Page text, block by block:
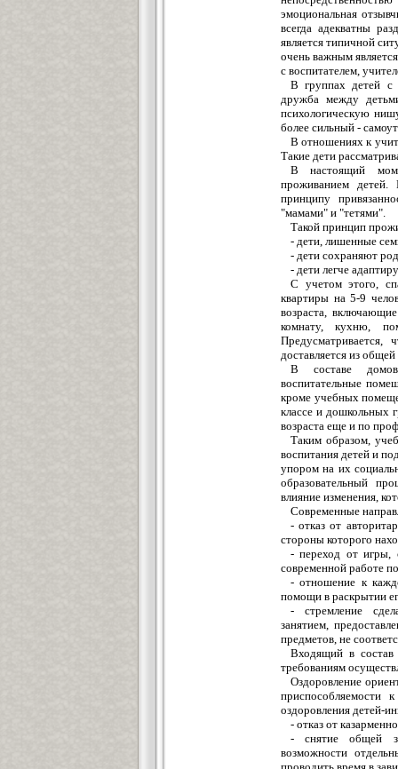
эмоциональная
всегда адекватны
является типичной
очень важным
с воспитателем,
В группах детей с
дружба между
психологическую
более сильный -
В отношениях к
Такие дети
В настоящий
проживанием детей.
принципу
"мамами" и "тетями".
Такой принцип
- дети, лишенные
- дети сохраняют
- дети легче
С учетом этого,
квартиры на 5-9
возраста,
комнату, кухню,
доставляется из
В составе домов-
воспитательные
кроме учебных
классе и дошкольных
возраста еще и по
Таким образом,
воспитания детей и
упором на их
образовательный
влияние изменения,
Современные
- отказ от
стороны которого
- переход от игры,
современной работе
- отношение к
помощи в раскрытии
- стремление
занятием,
предметов, не
Входящий в состав
требованиям
Оздоровление
приспособляемости
оздоровления детей-
- отказ от
- снятие общей
возможности